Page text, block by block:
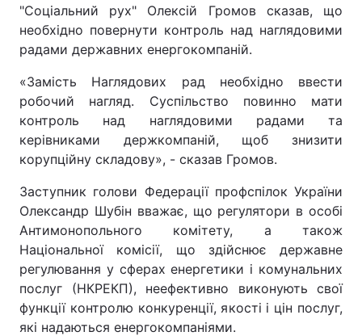
"Соціальний рух" Олексій Громов сказав, що
необхідно повернути контроль над наглядовими
радами державних енергокомпаній.
«Замість Наглядових рад необхідно ввести
робочий нагляд. Суспільство повинно мати
контроль над наглядовими радами та
керівниками держкомпаній, щоб знизити
корупційну складову», - сказав Громов.
Заступник голови Федерації профспілок України
Олександр Шубін вважає, що регулятори в особі
Антимонопольного комітету, а також
Національної комісії, що здійснює державне
регулювання у сферах енергетики і комунальних
послуг (НКРЕКП), неефективно виконують свої
функції контролю конкуренції, якості і цін послуг,
які надаються енергокомпаніями.